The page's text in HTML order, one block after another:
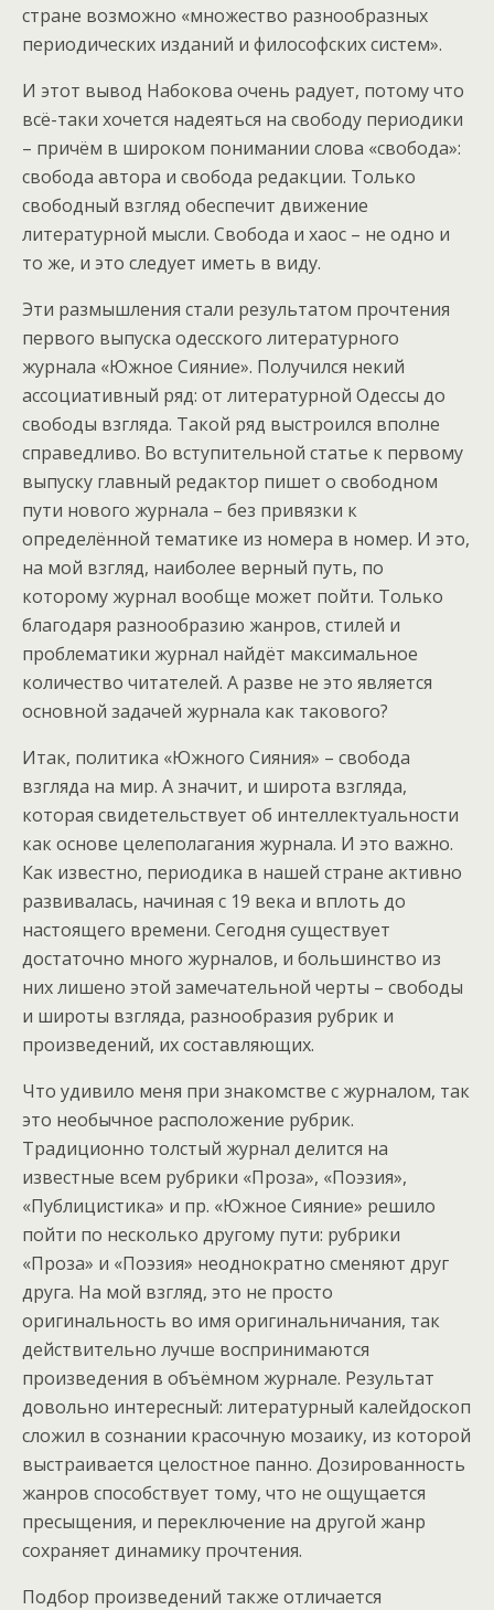
стране возможно «множество разнообразных
периодических изданий и философских систем».
И этот вывод Набокова очень радует, потому что
всё-таки хочется надеяться на свободу периодики
– причём в широком понимании слова «свобода»:
свобода автора и свобода редакции. Только
свободный взгляд обеспечит движение
литературной мысли. Свобода и хаос – не одно и
то же, и это следует иметь в виду.
Эти размышления стали результатом прочтения
первого выпуска одесского литературного
журнала «Южное Сияние». Получился некий
ассоциативный ряд: от литературной Одессы до
свободы взгляда. Такой ряд выстроился вполне
справедливо. Во вступительной статье к первому
выпуску главный редактор пишет о свободном
пути нового журнала – без привязки к
определённой тематике из номера в номер. И это,
на мой взгляд, наиболее верный путь, по
которому журнал вообще может пойти. Только
благодаря разнообразию жанров, стилей и
проблематики журнал найдёт максимальное
количество читателей. А разве не это является
основной задачей журнала как такового?
Итак, политика «Южного Сияния» – свобода
взгляда на мир. А значит, и широта взгляда,
которая свидетельствует об интеллектуальности
как основе целеполагания журнала. И это важно.
Как известно, периодика в нашей стране активно
развивалась, начиная с 19 века и вплоть до
настоящего времени. Сегодня существует
достаточно много журналов, и большинство из
них лишено этой замечательной черты – свободы
и широты взгляда, разнообразия рубрик и
произведений, их составляющих.
Что удивило меня при знакомстве с журналом, так
это необычное расположение рубрик.
Традиционно толстый журнал делится на
известные всем рубрики «Проза», «Поэзия»,
«Публицистика» и пр. «Южное Сияние» решило
пойти по несколько другому пути: рубрики
«Проза» и «Поэзия» неоднократно сменяют друг
друга. На мой взгляд, это не просто
оригинальность во имя оригинальничания, так
действительно лучше воспринимаются
произведения в объёмном журнале. Результат
довольно интересный: литературный калейдоскоп
сложил в сознании красочную мозаику, из которой
выстраивается целостное панно. Дозированность
жанров способствует тому, что не ощущается
пресыщения, и переключение на другой жанр
сохраняет динамику прочтения.
Подбор произведений также отличается